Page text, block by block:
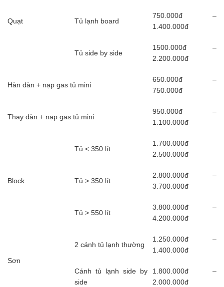
Quạt Tủ lạnh board
750.000đ –
1.400.000đ
Tủ side by side
1500.000đ –
2.200.000đ
Hàn dàn + nạp gas tủ mini
650.000đ –
750.000đ
Thay dàn + nạp gas tủ mini
950.000đ –
1.100.000đ
Block
Tủ < 350 lít
1.700.000đ –
2.500.000đ
Tủ > 350 lít
2.800.000đ –
3.700.000đ
Tủ > 550 lít
3.800.000đ –
4.200.000đ
Sơn
2 cánh tủ lạnh thường
1.250.000đ –
1.400.000đ
Cánh tủ lạnh side by
side
1.800.000đ –
2.000.000đ